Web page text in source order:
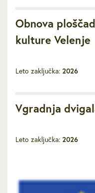
Obnova
kulture Velenje
Leto zaključka: 2026
Vgradnja
Leto zaključka: 2026